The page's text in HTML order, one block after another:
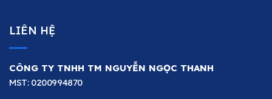
LIÊN HỆ
CÔNG TY TNHH TM NGUYỄN NGỌC THANH
MST: 0200994870